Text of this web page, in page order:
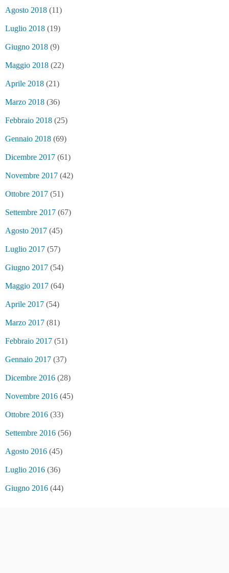
Agosto 2018 (11)
Luglio 2018 (19)
Giugno 2018 (9)
Maggio 2018 (22)
Aprile 2018 (21)
Marzo 2018 (36)
Febbraio 2018 (25)
Gennaio 2018 (69)
Dicembre 2017 (61)
Novembre 2017 (42)
Ottobre 2017 (51)
Settembre 2017 (67)
Agosto 2017 (45)
Luglio 2017 (57)
Giugno 2017 (54)
Maggio 2017 (64)
Aprile 2017 (54)
Marzo 2017 (81)
Febbraio 2017 (51)
Gennaio 2017 (37)
Dicembre 2016 (28)
Novembre 2016 (45)
Ottobre 2016 (33)
Settembre 2016 (56)
Agosto 2016 (45)
Luglio 2016 (36)
Giugno 2016 (44)